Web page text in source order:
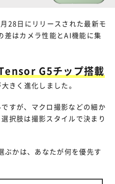
28日にリリースされた最新モ
はカメラ性能とAI機能に集
G5チップ搭載
きく進化しました。
すが、マクロ撮影などの細か
択肢は撮影スタイルで決まり
かは、あなたが何を優先す